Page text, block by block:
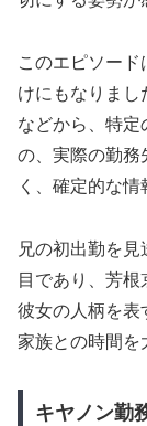
このエピソー
けにもなりまし
などから、特定
の、実際の勤務
く、確定的な情
兄の初出勤を
目であり、芳根
彼女の人柄を表
家族との時間を
キヤノン勤